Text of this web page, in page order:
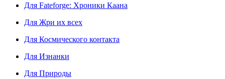
Для Fateforge: Хроники Каана
Для Жри их всех
Для Космического контакта
Для Изнанки
Для Природы